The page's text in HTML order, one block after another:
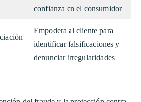
confianza en el consumidor
Empodera al cliente para
identificar falsificaciones y
denunciar irregularidades